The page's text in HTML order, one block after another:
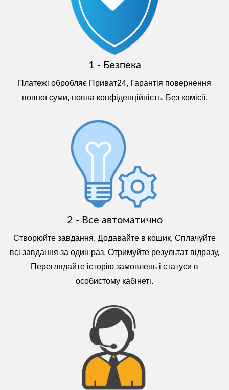
1 - Безпека
Платежі обробляє Приват24, Гарантія повернення
повної суми, повна конфіденційність, Без комісії.
2 - Все автоматично
Створюйте завдання, Додавайте в кошик, Сплачуйте
всі завдання за один раз, Отримуйте результат відразу,
Переглядайте історію замовлень і статуси в
особистому кабінеті.